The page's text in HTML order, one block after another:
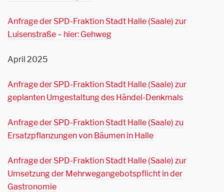
Anfrage der SPD-Fraktion Stadt Halle (Saale) zur
Luisenstraße – hier: Gehweg
April 2025
Anfrage der SPD-Fraktion Stadt Halle (Saale) zur
geplanten Umgestaltung des Händel-Denkmals
Anfrage der SPD-Fraktion Stadt Halle (Saale) zu
Ersatzpflanzungen von Bäumen in Halle
Anfrage der SPD-Fraktion Stadt Halle (Saale) zur
Umsetzung der Mehrwegangebotspflicht in der
Gastronomie